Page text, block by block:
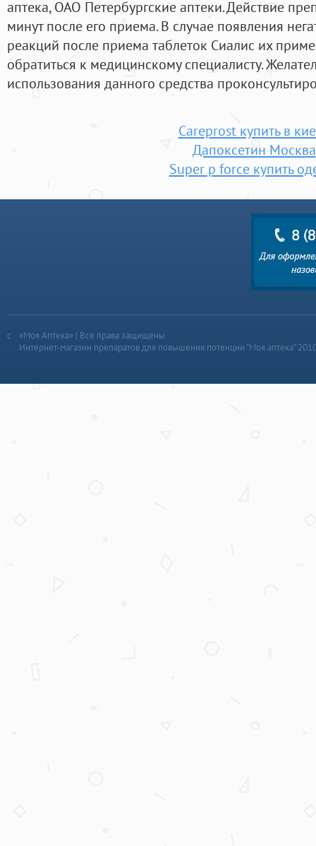
аптека, ОАО Петербургские аптеки. Действие
минут после его приема. В случае появления
реакций после приема таблеток Сиалис их
обратиться к медицинскому специалисту.
использования данного средства
Careprost купить в
Дапоксетин Москва
Super p force купить
«Моя Аптека» | Все права защищены
Интернет-магазин препаратов для повышения потенции “Моя аптека”